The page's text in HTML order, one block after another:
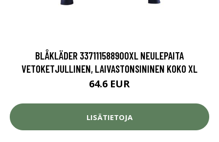
BLÅKLÄDER 337111588900XL NEULEPAITA
VETOKETJULLINEN, LAIVASTONSININEN KOKO XL
64.6 EUR
LISÄTIETOJA